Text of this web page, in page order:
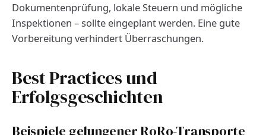
Dokumentenprüfung, lokale Steuern und mögliche
Inspektionen – sollte eingeplant werden. Eine gute
Vorbereitung verhindert Überraschungen.
Best Practices und
Erfolgsgeschichten
Beispiele gelungener RoRo-Transporte